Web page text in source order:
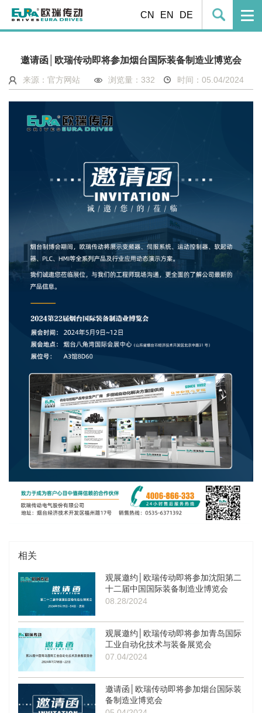
CN EN DE
邀请函│欧瑞传动即将参加烟台国际装备制造业博览会
来源：官方网站 浏览量： 332 时间：05.04/2024
相关
观展邀约│欧瑞传动即将参加沈阳第二
十二届中国国际装备制造业博览会
08.28/2024
观展邀约│欧瑞传动即将参加青岛国际
工业自动化技术与装备展览会
07.04/2024
邀请函│欧瑞传动即将参加烟台国际装
备制造业博览会